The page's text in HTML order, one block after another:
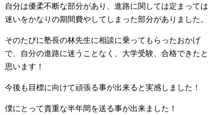
自分は優柔不断な部分があり、進路に関しては定まっては
迷いをかなりの期間費やしてしまった部分がありました。
そのたびに塾長の林先生に相談に乗ってもらったおかげ
で、自分の進路に迷うことなく、大学受験、合格できたと
思います！
今後も目標に向けて頑張る事が出来ると実感しました！
僕にとって貴重な半年間を送る事が出来ました！